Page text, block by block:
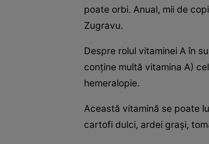
poate orbi. Anual, mii de
Zugravu.
Despre rolul vitaminei A în
conţine multă vitamina A)
hemeralopie.
Această vitamină se poate
cartofi dulci, ardei graşi,